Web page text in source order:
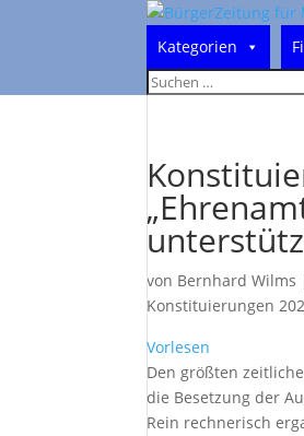
Kategorien
von Bernhard Wilms
Konstituierungen
Vorlesen
Den größten
die Besetzung der
Rein rechnerisch